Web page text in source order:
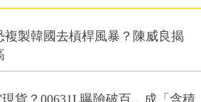
複製韓國去槓桿風暴？陳威良揭
貨？00631L曝險破百，成「含積